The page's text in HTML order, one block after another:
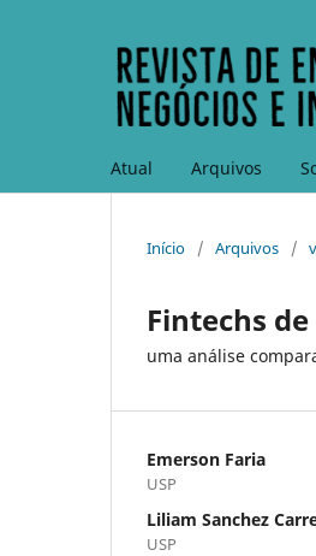
Atual Arquivos
Início / Arquivos /
Fintechs
uma análise
Emerson Faria
USP
Liliam Sanchez
USP